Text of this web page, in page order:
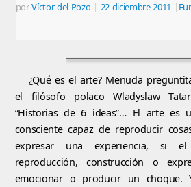
porVíctor del Pozo | 22 diciembre 2011 |
¿Qué es el arte? Menuda
el filósofo polaco Wladyslaw
“Historias de 6 ideas”… El arte es
consciente capaz de reproducir
expresar una experiencia, si
reproducción, construcción o
emocionar o producir un choque.